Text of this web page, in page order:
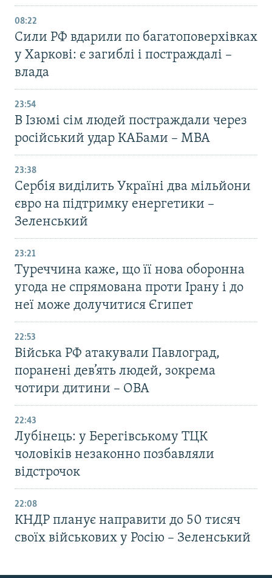
08:22
Сили РФ вдарили по багатоповерхівках
у Харкові: є загиблі і постраждалі –
влада
23:54
В Ізюмі сім людей постраждали через
російський удар КАБами – МВА
23:38
Сербія виділить Україні два мільйони
євро на підтримку енергетики –
Зеленський
23:21
Туреччина каже, що її нова оборонна
угода не спрямована проти Ірану і до
неї може долучитися Єгипет
22:53
Війська РФ атакували Павлоград,
поранені дев’ять людей, зокрема
чотири дитини – ОВА
22:43
Лубінець: у Берегівському ТЦК
чоловіків незаконно позбавляли
відстрочок
22:08
КНДР планує направити до 50 тисяч
своїх військових у Росію – Зеленський